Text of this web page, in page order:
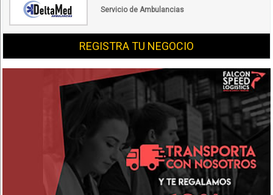
Servicio de Ambulancias
REGISTRA TU NEGOCIO